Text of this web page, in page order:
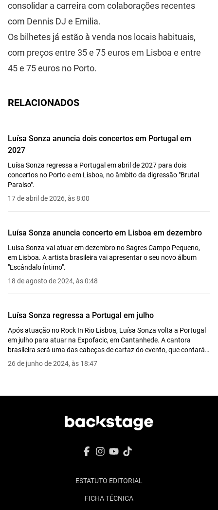
consolidar a carreira com colaborações recentes
com Dennis DJ e Emilia.
Os bilhetes já estão à venda nos locais habituais,
com preços entre 35 e 75 euros em Lisboa e entre
45 e 75 euros no Porto.
RELACIONADOS
Luísa Sonza anuncia dois concertos em Portugal em
2027
Luísa Sonza regressa a Portugal em abril de 2027 para dois
concertos no Porto e em Lisboa, no âmbito da digressão "Brutal
Paraíso".
17 de abril de 2026, às 8:00
Luísa Sonza anuncia concerto em Lisboa em dezembro
Luísa Sonza vai atuar em dezembro no Sagres Campo Pequeno,
em Lisboa. A artista brasileira vai apresentar o seu novo álbum
"Escândalo Íntimo".
18 de agosto de 2024, às 0:48
Luísa Sonza regressa a Portugal em julho
Após atuação no Rock In Rio Lisboa, Luísa Sonza volta a Portugal
em julho para atuar na Expofacic, em Cantanhede. A cantora
brasileira será uma das cabeças de cartaz do evento, que contará
também com artistas como Xutos & Pontapés, António Zambujo
ou Tony Carreira.
26 de junho de 2024, às 18:47
ESTATUTO EDITORIAL
FICHA TÉCNICA